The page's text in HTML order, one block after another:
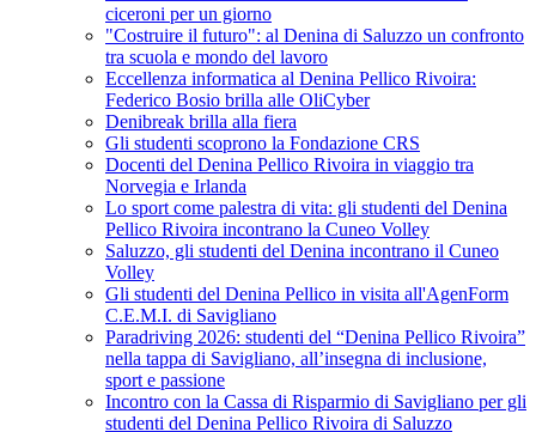
ciceroni per un giorno
"Costruire il futuro": al Denina di Saluzzo un confronto
tra scuola e mondo del lavoro
Eccellenza informatica al Denina Pellico Rivoira:
Federico Bosio brilla alle OliCyber
Denibreak brilla alla fiera
Gli studenti scoprono la Fondazione CRS
Docenti del Denina Pellico Rivoira in viaggio tra
Norvegia e Irlanda
Lo sport come palestra di vita: gli studenti del Denina
Pellico Rivoira incontrano la Cuneo Volley
Saluzzo, gli studenti del Denina incontrano il Cuneo
Volley
Gli studenti del Denina Pellico in visita all'AgenForm
C.E.M.I. di Savigliano
Paradriving 2026: studenti del “Denina Pellico Rivoira”
nella tappa di Savigliano, all’insegna di inclusione,
sport e passione
Incontro con la Cassa di Risparmio di Savigliano per gli
studenti del Denina Pellico Rivoira di Saluzzo